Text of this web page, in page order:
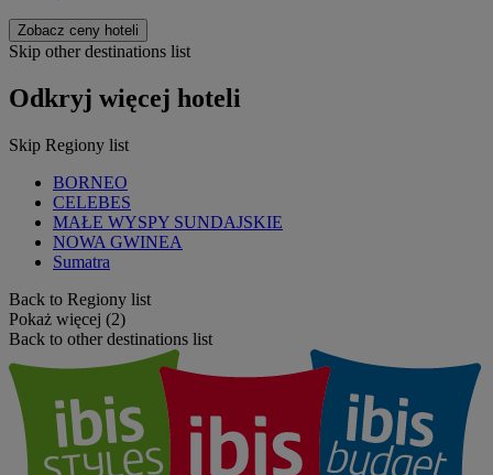
Zobacz ceny hoteli
Skip other destinations list
Odkryj więcej hoteli
Skip Regiony list
BORNEO
CELEBES
MAŁE WYSPY SUNDAJSKIE
NOWA GWINEA
Sumatra
Back to Regiony list
Pokaż więcej (2)
Back to other destinations list